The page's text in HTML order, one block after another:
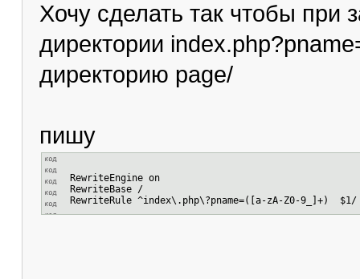
Хочу сделать так чтобы при
директории
директорию page/
пишу
RewriteEngine on
RewriteBase /
RewriteRule ^index\.php\?pname=([a-zA-Z0-9_]+)